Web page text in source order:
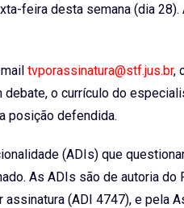
feira desta semana (dia
tvporassinatura@stf.jus.br,
o currículo do
posição defendida.
(ADIs) que
As ADIs são de autoria do
(ADI 4747), e pela